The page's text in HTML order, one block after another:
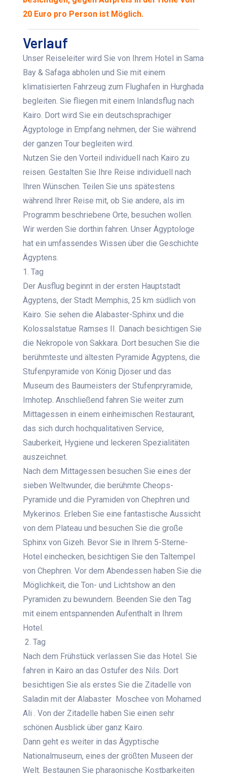
20 Euro pro Person ist Möglich.
Verlauf
Unser Reiseleiter wird Sie von Ihrem Hotel in Sama
Bay & Safaga abholen und Sie mit einem
klimatisierten Fahrzeug zum Flughafen in Hurghada
begleiten. Sie fliegen mit einem Inlandsflug nach
Kairo. Dort wird Sie ein deutschsprachiger
Ägyptologe in Empfang nehmen, der Sie während
der ganzen Tour begleiten wird.
Nutzen Sie den Vorteil individuell nach Kairo zu
reisen. Gestalten Sie Ihre Reise individuell nach
Ihren Wünschen. Teilen Sie uns spätestens
während Ihrer Reise mit, ob Sie andere, als im
Programm beschriebene Orte, besuchen wollen.
Wir werden Sie dorthin fahren. Unser Ägyptologe
hat ein umfassendes Wissen über die Geschichte
Ägyptens.
1. Tag
Der Ausflug beginnt in der ersten Hauptstadt
Ägyptens, der Stadt Memphis, 25 km südlich von
Kairo. Sie sehen die Alabaster-Sphinx und die
Kolossalstatue Ramses II. Danach besichtigen Sie
die Nekropole von Sakkara. Dort besuchen Sie die
berühmteste und ältesten Pyramide Ägyptens, die
Stufenpyramide von König Djoser und das
Museum des Baumeisters der Stufenpryramide,
Imhotep. Anschließend fahren Sie weiter zum
Mittagessen in einem einheimischen Restaurant,
das sich durch hochqualitativen Service,
Sauberkeit, Hygiene und leckeren Spezialitäten
auszeichnet.
Nach dem Mittagessen besuchen Sie eines der
sieben Weltwunder, die berühmte Cheops-
Pyramide und die Pyramiden von Chephren und
Mykerinos. Erleben Sie eine fantastische Aussicht
von dem Plateau und besuchen Sie die große
Sphinx von Gizeh. Bevor Sie in Ihrem 5-Sterne-
Hotel einchecken, besichtigen Sie den Taltempel
von Chephren. Vor dem Abendessen haben Sie die
Möglichkeit, die Ton- und Lichtshow an den
Pyramiden zu bewundern. Beenden Sie den Tag
mit einem entspannenden Aufenthalt in Ihrem
Hotel.
2. Tag
Nach dem Frühstück verlassen Sie das Hotel. Sie
fahren in Kairo an das Ostufer des Nils. Dort
besichtigen Sie als erstes Sie die Zitadelle von
Saladin mit der Alabaster Moschee von Mohamed
Ali . Von der Zitadelle haben Sie einen sehr
schönen Ausblick über ganz Kairo.
Dann geht es weiter in das Ägyptische
Nationalmuseum, eines der größten Museen der
Welt. Bestaunen Sie pharaonische Kostbarkeiten